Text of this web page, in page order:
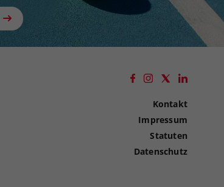
Kontakt
Impressum
Statuten
Datenschutz